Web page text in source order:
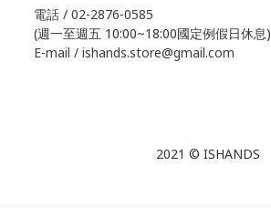
電話 / 02-2876-0585
(週一至週五 10:00~18:00國定例假日休息)
E-mail / ishands.store@gmail.com
2021 © ISHANDS